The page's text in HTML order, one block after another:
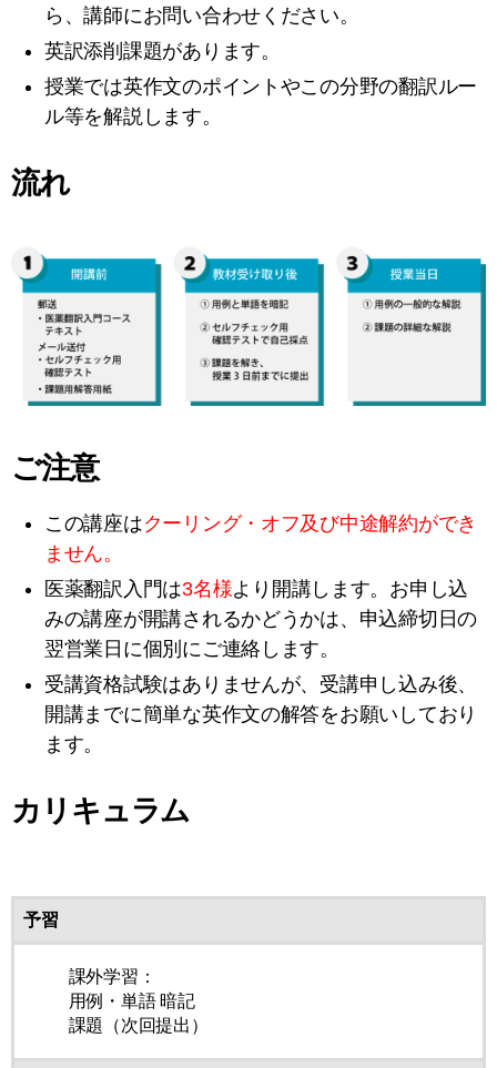
ら、講師にお問い合わせください。
英訳添削課題があります。
授業では英作文のポイントやこの分野の翻訳ルー
ル等を解説します。
流れ
ご注意
この講座はクーリング・オフ及び中途解約ができ
ません。
医薬翻訳入門は3名様より開講します。 お申し込
みの講座が開講されるかどうかは、申込締切日の
翌営業日に個別にご連絡します。
受講資格試験はありませんが、受講申し込み後、
開講までに簡単な英作文の解答をお願いしており
ます。
カリキュラム
予習
課外学習：
用例・単語 暗記
課題（次回提出）